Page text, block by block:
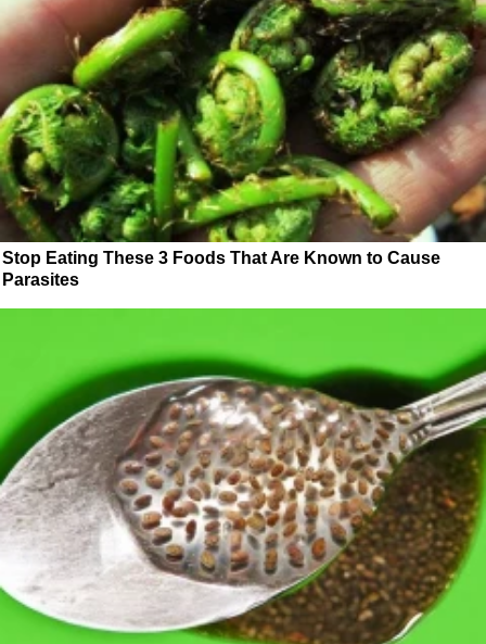
Stop Eating These 3 Foods That Are Known to Cause
Parasites